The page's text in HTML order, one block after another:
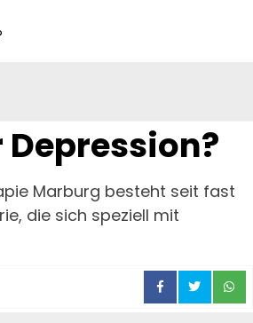
Marburg besteht seit fast
die sich speziell mit